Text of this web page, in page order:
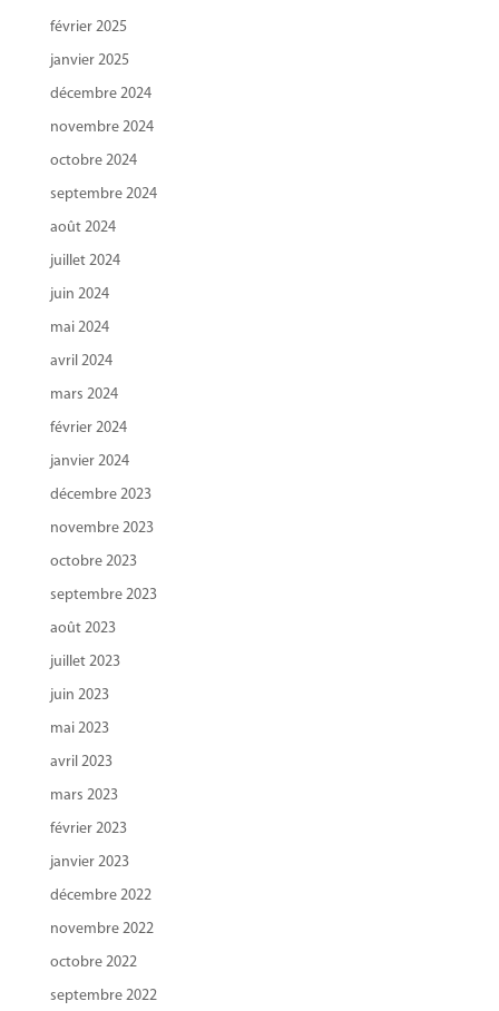
février 2025
janvier 2025
décembre 2024
novembre 2024
octobre 2024
septembre 2024
août 2024
juillet 2024
juin 2024
mai 2024
avril 2024
mars 2024
février 2024
janvier 2024
décembre 2023
novembre 2023
octobre 2023
septembre 2023
août 2023
juillet 2023
juin 2023
mai 2023
avril 2023
mars 2023
février 2023
janvier 2023
décembre 2022
novembre 2022
octobre 2022
septembre 2022